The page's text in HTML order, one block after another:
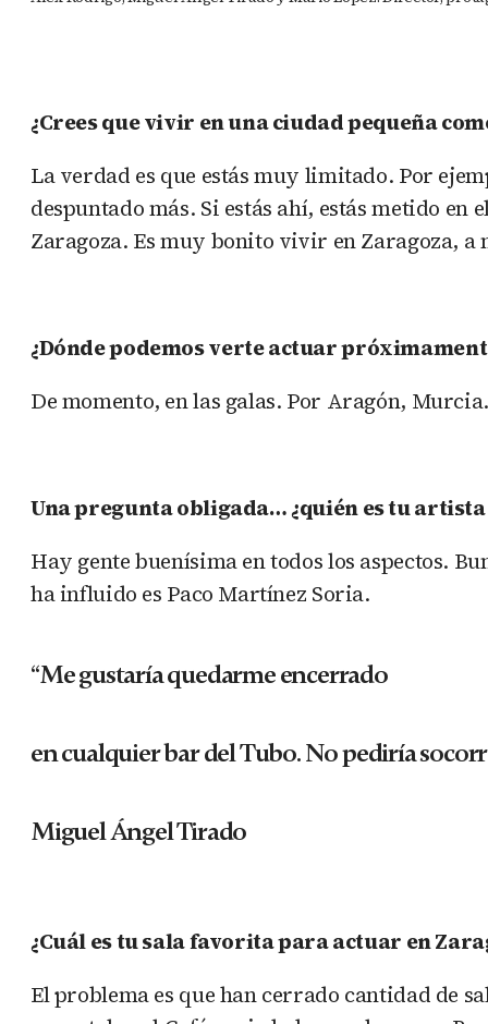
¿Crees que vivir en una ciudad pequeña
La verdad es que estás muy limitado. Por
despuntado más. Si estás ahí, estás metido
Zaragoza. Es muy bonito vivir en Zaragoza, a
¿Dónde podemos verte actuar
De momento, en las galas. Por Aragón,
Una pregunta obligada… ¿quién es tu
Hay gente buenísima en todos los aspectos.
ha influido es Paco Martínez Soria.
“Me gustaría quedarme encerrado
en cualquier bar del Tubo. No pediría
Miguel Ángel Tirado
¿Cuál es tu sala favorita para actuar en
El problema es que han cerrado cantidad de